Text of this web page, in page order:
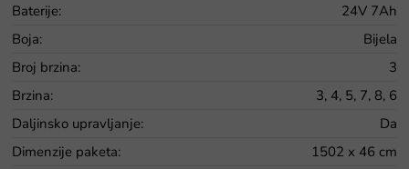
Baterije:
24V 7Ah
Boja:
Bijela
Broj brzina:
3
Brzina:
3, 4, 5, 7, 8, 6
Daljinsko upravljanje:
Da
Dimenzije paketa:
1502 x 46 cm